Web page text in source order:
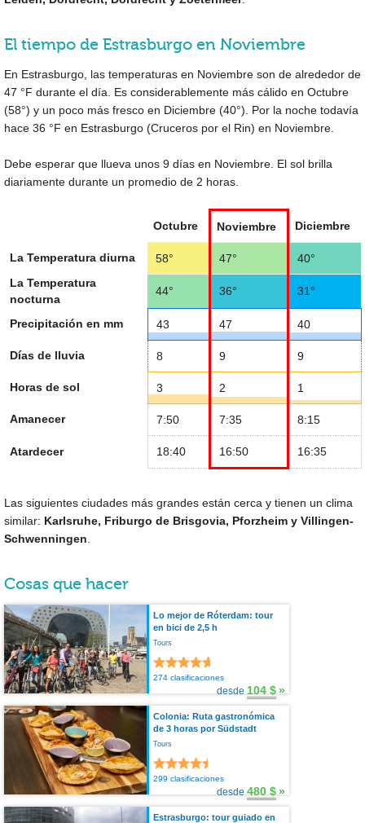
El tiempo de Estrasburgo en Noviembre
En Estrasburgo, las temperaturas en Noviembre son de alrededor de
47 °F durante el día. Es considerablemente más cálido en Octubre
(58°) y un poco más fresco en Diciembre (40°). Por la noche todavía
hace 36 °F en Estrasburgo (Cruceros por el Rin) en Noviembre.
Debe esperar que llueva unos 9 días en Noviembre. El sol brilla
diariamente durante un promedio de 2 horas.
Octubre Noviembre Diciembre
La Temperatura diurna 58° 47°
40°
La Temperatura
nocturna
44° 36° 31°
Precipitación en mm 43 47 40
Días de lluvia 8 9 9
Horas de sol 3 2 1
Amanecer 7:50 7:35 8:15
Atardecer 18:40 16:50 16:35
Las siguientes ciudades más grandes están cerca y tienen un clima
similar: Karlsruhe, Friburgo de Brisgovia, Pforzheim y Villingen-
Schwenningen
Cosas que hacer
Lo mejor de Róterdam: tour
en bici de 2,5 h
Tours
274 clasificaciones
desde 104 $»
Colonia: Ruta gastronómica
de 3 horas por Südstadt
Tours
299 clasificaciones
desde 480 $»
Estrasburgo: tour guiado en